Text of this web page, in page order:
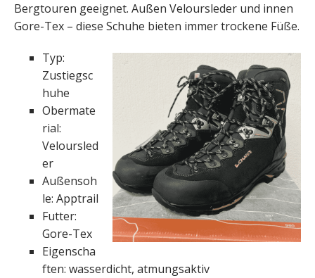
Bergtouren geeignet. Außen Veloursleder und innen
Gore-Tex – diese Schuhe bieten immer trockene Füße.
Typ:
Zustiegsc
huhe
Obermate
rial:
Veloursled
er
Außensoh
le: Apptrail
Futter:
Gore-Tex
Eigenscha
ften: wasserdicht, atmungsaktiv